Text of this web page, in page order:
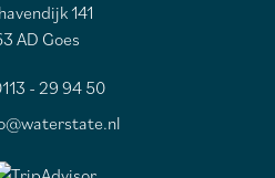
141
AD Goes
- 29 94 50